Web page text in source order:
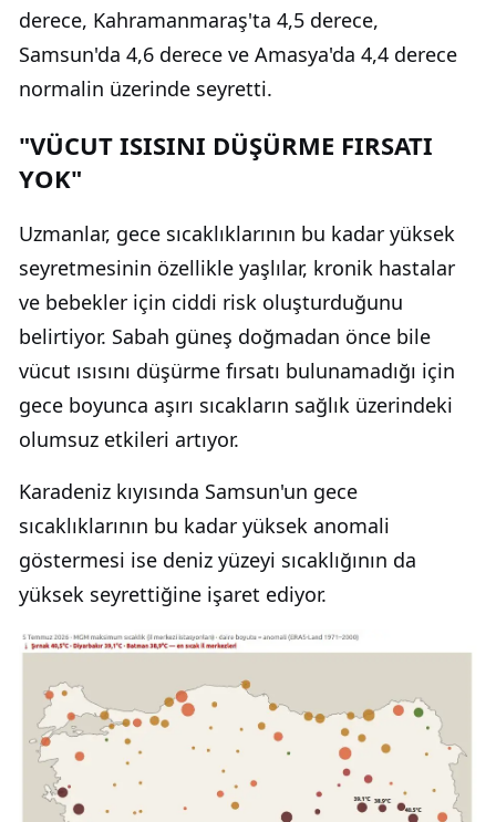
derece, Kahramanmaraş'ta 4,5 derece,
Samsun'da 4,6 derece ve Amasya'da 4,4 derece
normalin üzerinde seyretti.
"VÜCUT ISISINI DÜŞÜRME FIRSATI
YOK"
Uzmanlar, gece sıcaklıklarının bu kadar yüksek
seyretmesinin özellikle yaşlılar, kronik hastalar
ve bebekler için ciddi risk oluşturduğunu
belirtiyor. Sabah güneş doğmadan önce bile
vücut ısısını düşürme fırsatı bulunamadığı için
gece boyunca aşırı sıcakların sağlık üzerindeki
olumsuz etkileri artıyor.
Karadeniz kıyısında Samsun'un gece
sıcaklıklarının bu kadar yüksek anomali
göstermesi ise deniz yüzeyi sıcaklığının da
yüksek seyrettiğine işaret ediyor.